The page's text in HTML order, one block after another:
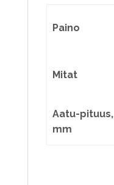
Paino
Mitat
Aatu-pituus,
mm